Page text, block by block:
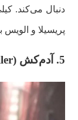
دنبال می‌کند.
پریسیلا و الویس
5. آدم‌کش (The Killer)